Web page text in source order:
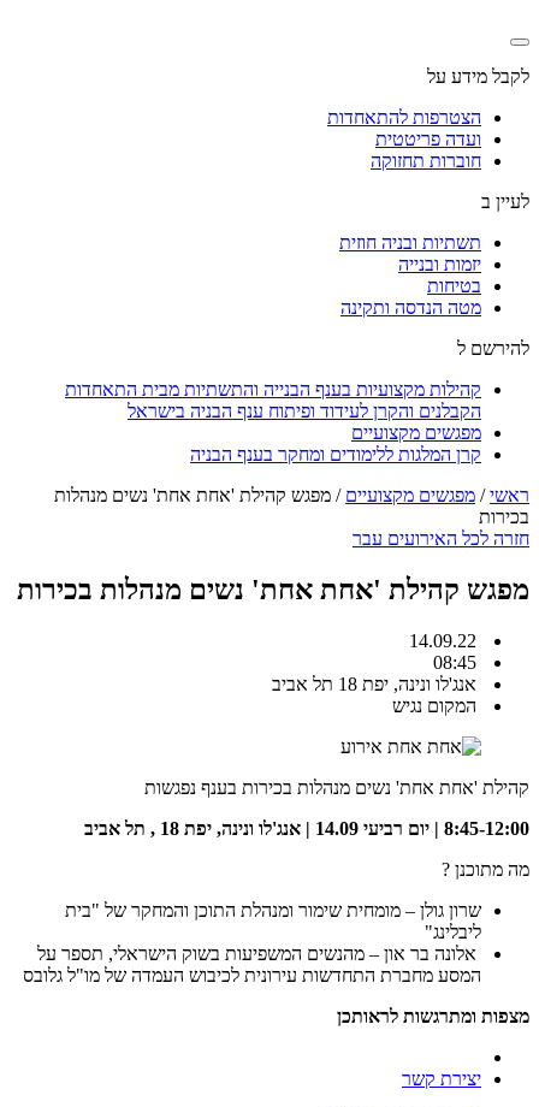
לקבל מידע על
הצטרפות להתאחדות
ועדה פריטטית
חוברות תחזוקה
לעיין ב
תשתיות ובניה חוזית
יזמות ובנייה
בטיחות
מטה הנדסה ותקינה
להירשם ל
קהילות מקצועיות בענף הבנייה והתשתיות מבית התאחדות
הקבלנים והקרן לעידוד ופיתוח ענף הבניה בישראל
מפגשים מקצועיים
קרן המלגות ללימודים ומחקר בענף הבניה
ראשי/ מפגשים מקצועיים / מפגש קהילת 'אחת אחת' נשים מנהלות
בכירות
חזרה לכל האירועים עבר
מפגש קהילת 'אחת אחת' נשים מנהלות בכירות
14.09.22
08:45
אנג'לו ונינה, יפת 18 תל אביב
המקום נגיש
קהילת 'אחת אחת' נשים מנהלות בכירות בענף נפגשות
8:45-12:00 | יום רביעי 14.09 | אנג'לו ונינה, יפת 18 , תל אביב
מה מתוכנן ?
שרון גולן – מומחית שימור ומנהלת התוכן והמחקר של "בית
ליבלינג"
אלונה בר און – מהנשים המשפיעות בשוק הישראלי, תספר על
המסע מחברת התחדשות עירונית לכיבוש העמדה של מו"ל גלובס
מצפות ומתרגשות לראותכן
יצירת קשר